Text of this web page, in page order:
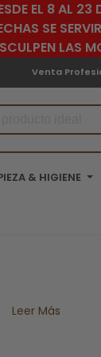
EL 8 AL 23
SE
LAS
Venta
& HIGIENE
Leer Más